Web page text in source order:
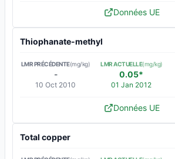
Données UE
Thiophanate-methyl
LMR PRÉCÉDENTE(mg/kg)
-
10 Oct 2010
LMR ACTUELLE(mg/kg)
0.05*
01 Jan 2012
Données UE
Total copper